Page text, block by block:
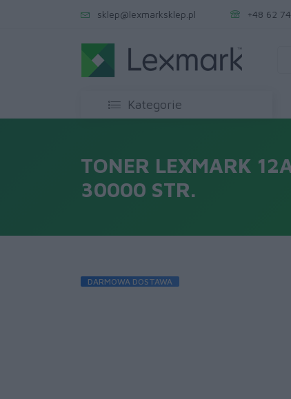
sklep@lexmarksklep.pl +48 62
Kategorie
TONER LEXMARK
30000 STR.
DARMOWA DOSTAWA